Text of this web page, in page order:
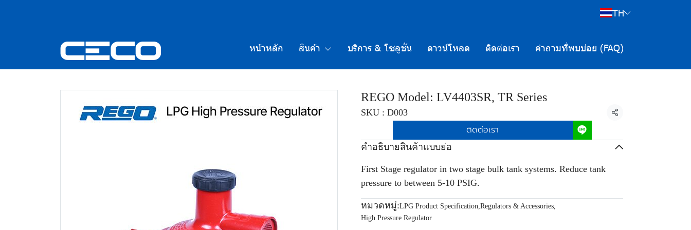
TH
หน้าหลัก สินค้า บริการ & โซลูชั่น ดาวน์โหลด ติดต่อเรา คำถามที่พบบ่อย (FAQ)
REGO Model: LV4403SR, TR Series
SKU : D003
แชร์
ติดต่อเรา
คำอธิบายสินค้าแบบย่อ
First Stage regulator in two stage bulk tank systems. Reduce tank
pressure to between 5-10 PSIG.
หมวดหมู่:LPG Product Specification,Regulators & Accessories,
High Pressure Regulator